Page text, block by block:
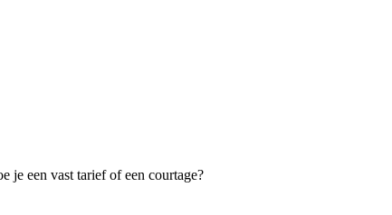
je een vast tarief of een courtage?